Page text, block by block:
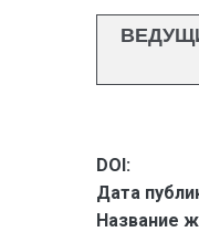
DOI:
Дата
Название